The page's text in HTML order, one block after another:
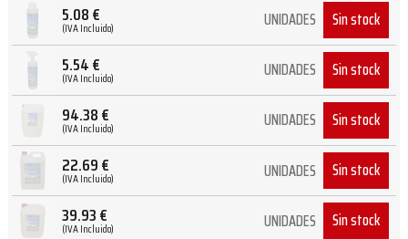
5.08€
(IVA Incluido) UNIDADES Sin stock
5.54€
(IVA Incluido) UNIDADES Sin stock
94.38€
(IVA Incluido) UNIDADES Sin stock
22.69€
(IVA Incluido) UNIDADES Sin stock
39.93€
(IVA Incluido) UNIDADES Sin stock